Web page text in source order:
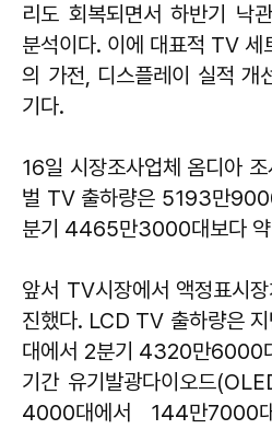
리도 회복되면서 하반기 낙
분석이다. 이에 대표적 TV 세
의 가전, 디스플레이 실적 개
기다.
16일 시장조사업체 옴디아
벌 TV 출하량은 5193만
분기 4465만3000대보다
앞서 TV시장에서 액정표시
진했다. LCD TV 출하량은
대에서 2분기 4320만6000
기간 유기발광다이오드
4000대에서 144만7000